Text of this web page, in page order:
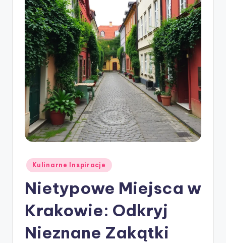
Posted
in
Kulinarne Inspiracje
Nietypowe Miejsca w
Krakowie: Odkryj
Nieznane Zakątki